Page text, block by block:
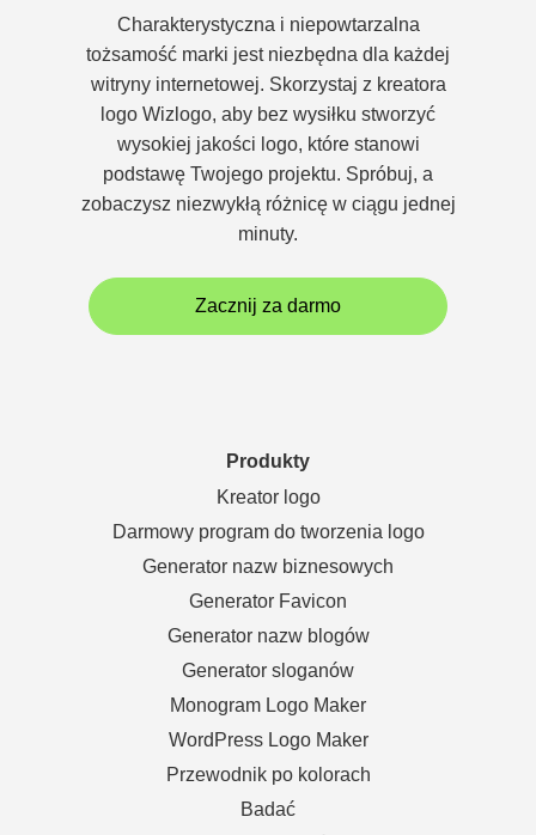
Charakterystyczna i niepowtarzalna
tożsamość marki jest niezbędna dla każdej
witryny internetowej. Skorzystaj z kreatora
logo Wizlogo, aby bez wysiłku stworzyć
wysokiej jakości logo, które stanowi
podstawę Twojego projektu. Spróbuj, a
zobaczysz niezwykłą różnicę w ciągu jednej
minuty.
Zacznij za darmo
Produkty
Kreator logo
Darmowy program do tworzenia logo
Generator nazw biznesowych
Generator Favicon
Generator nazw blogów
Generator sloganów
Monogram Logo Maker
WordPress Logo Maker
Przewodnik po kolorach
Badać